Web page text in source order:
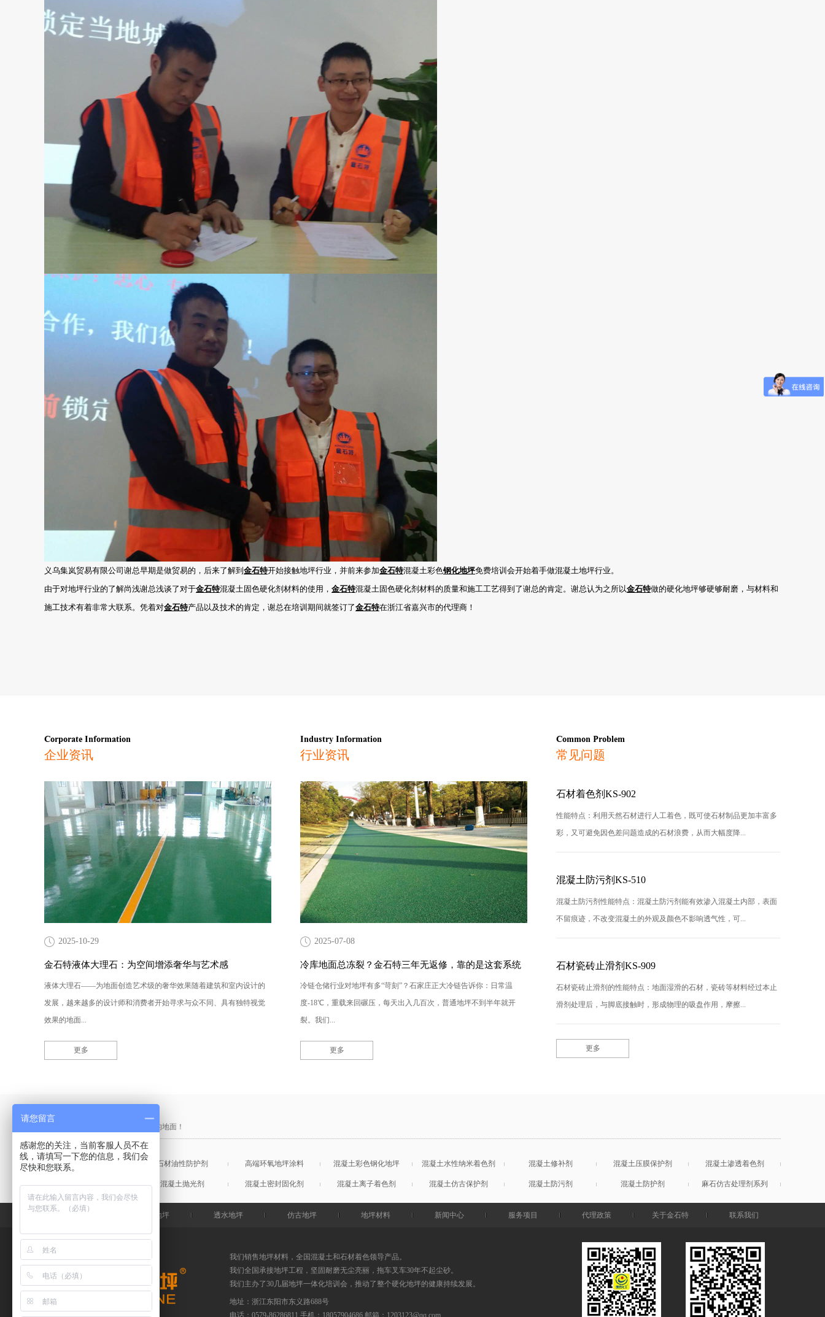
义乌集岚贸易有限公司谢总早期是做贸易的，后来了解到 金石特开始接触地坪行业，并前来参加金石特混凝土彩色钢化地坪免费培训会开始着手做混凝土地坪行业。
由于对地坪行业的了解尚浅谢总浅谈了对于金石特混凝土固色硬化剂材料的使用， 金石特混凝土固色硬化剂材料的质量和施工工艺得到了谢总的肯定。谢总认为之所以金石特做的硬化地坪够硬够耐磨，与材料和
施工技术有着非常大联系。凭着对金石特产品以及技术的肯定，谢总在培训期间就签订了金石特在浙江省嘉兴市的代理商！
Corporate Information
企业资讯
2025-10-29
金石特液体大理石：为空间增添奢华与艺术感
液体大理石——为地面创造艺术级的奢华效果随着建筑和室内设计的
发展，越来越多的设计师和消费者开始寻求与众不同、具有独特视觉
效果的地面...
更多
Industry Information
行业资讯
2025-07-08
冷库地面总冻裂？金石特三年无返修，靠的是这套系统
冷链仓储行业对地坪有多“苛刻”？石家庄正大冷链告诉你：日常温
度-18℃，重载来回碾压，每天出入几百次，普通地坪不到半年就开
裂。我们...
更多
Common Problem
常见问题
石材着色剂KS-902
性能特点：利用天然石材进行人工着色，既可使石材制品更加丰富多
彩，又可避免因色差问题造成的石材浪费，从而大幅度降...
混凝土防污剂KS-510
混凝土防污剂性能特点：混凝土防污剂能有效渗入混凝土内部，表面
不留痕迹，不改变混凝土的外观及颜色不影响透气性，可...
石材瓷砖止滑剂KS-909
石材瓷砖止滑剂的性能特点：地面湿滑的石材，瓷砖等材料经过本止
滑剂处理后，与脚底接触时，形成物理的吸盘作用，摩擦...
更多
产品采购直通车
做中国最硬的地坪，金石特钢化您的地面！
混凝土表面增强剂 石材油性防护剂 高端环氧地坪涂料 混凝土彩色钢化地坪 混凝土水性纳米着色剂 混凝土修补剂 混凝土压膜保护剂 混凝土渗透着色剂
混凝土润色剂 混凝土抛光剂 混凝土密封固化剂 混凝土离子着色剂 混凝土仿古保护剂 混凝土防污剂 混凝土防护剂 麻石仿古处理剂系列
钢化地坪 透水地坪 仿古地坪 地坪材料 新闻中心 服务项目 代理政策 关于金石特 联系我们
我们销售地坪材料，全国混凝土和石材着色领导产品。
我们全国承接地坪工程，坚固耐磨无尘亮丽，拖车叉车30年不起尘砂。
我们主办了30几届地坪一体化培训会，推动了整个硬化地坪的健康持续发展。
地址：浙江东阳市东义路688号
电话： 0579-86286811 手机：18057904686 邮箱： 1203123@qq.com
请您留言
感谢您的关注，当前客服人员不在
线，请填写一下您的信息，我们会
尽快和您联系。